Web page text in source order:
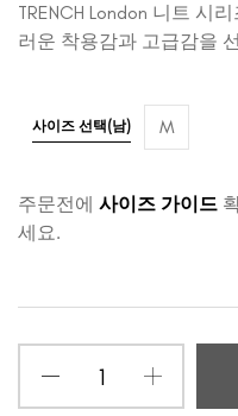
TRENCH London 니트 시
러운 착용감과 고급감을
사이즈 선택(남) M
주문전에 사이즈 가이드
세요.